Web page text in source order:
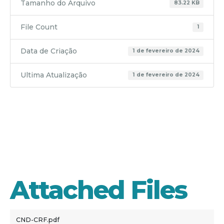
Tamanho do Arquivo 83.22 KB
File Count 1
Data de Criação 1 de fevereiro de 2024
Ultima Atualização 1 de fevereiro de 2024
Attached Files
CND-CRF.pdf